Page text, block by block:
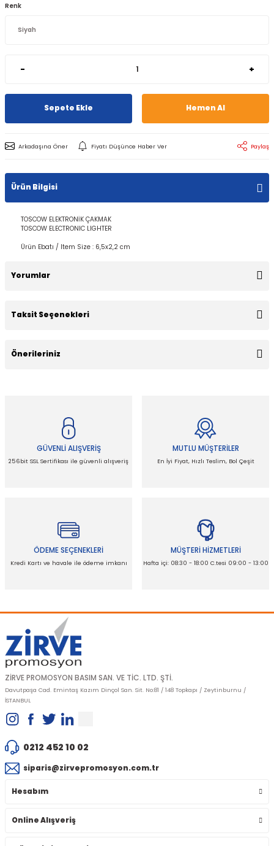
Renk
- +
Sepete Ekle Hemen Al
Arkadaşına Öner Fiyatı Düşünce Haber Ver Paylaş
Ürün Bilgisi
TOSCOW ELEKTRONİK ÇAKMAK
TOSCOW ELECTRONIC LIGHTER
Ürün Ebatı / Item Size : 6,5x2,2 cm
Yorumlar
Taksit Seçenekleri
Önerileriniz
Görüş ve önerileriniz için teşekkür ederiz.
Ürün resmi kalitesiz, bozuk veya görüntülenemiyor.
Bu ürüne benzer farklı alternatifler olmalı.
GÜVENLİ ALIŞVERİŞ
256bit SSL Sertifikası ile güvenli alışveriş
MUTLU MÜŞTERİLER
En İyi Fiyat, Hızlı Teslim, Bol Çeşit
ÖDEME SEÇENEKLERİ
Kredi Kartı ve havale ile ödeme imkanı
MÜŞTERİ HİZMETLERİ
Hafta içi: 08:30 - 18:00 C.tesi 09:00 - 13:00
ZİRVE PROMOSYON BASIM SAN. VE TİC. LTD. ŞTİ.
Davutpaşa Cad. Emintaş Kazım Dinçol San. Sit. No:81 / 148 Topkapı / Zeytinburnu /
İSTANBUL
0212 452 10 02
siparis@zirvepromosyon.com.tr
Hesabım
Online Alışveriş